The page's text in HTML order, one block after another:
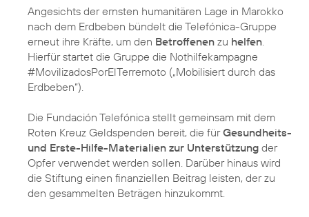
Angesichts der ernsten humanitären Lage in Marokko
nach dem Erdbeben bündelt die Telefónica-Gruppe
erneut ihre Kräfte, um den Betroffenen zu helfen
Hierfür startet die Gruppe die Nothilfekampagne
#MovilizadosPorElTerremoto („Mobilisiert durch das
Erdbeben“).
Die Fundación Telefónica stellt gemeinsam mit dem
Roten Kreuz Geldspenden bereit, die fürGesundheits-
und Erste-Hilfe-Materialien zur Unterstützung der
Opfer verwendet werden sollen. Darüber hinaus wird
die Stiftung einen finanziellen Beitrag leisten, der zu
den gesammelten Beträgen hinzukommt.